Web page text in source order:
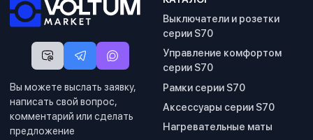
Вы можете выслать заявку,
написать свой вопрос,
комментарий или сделать
предложение
Выключатели и розетки
серии S70
Управление комфортом
серии S70
Рамки серии S70
Аксессуары серии S70
Нагревательные маты